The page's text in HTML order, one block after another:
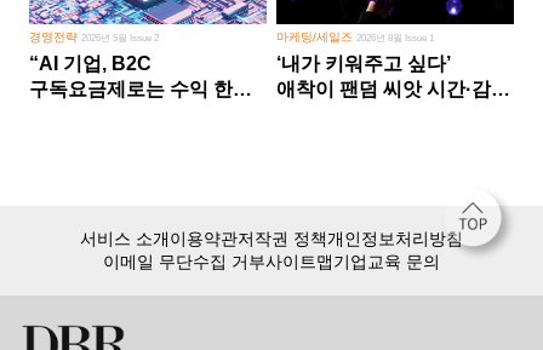
경영전략 2026년 5월 Issue 2
“AI 기업, B2C
구독요금제로는 수익 한계
마케팅/세일즈 2026년 8월 Issue 1
‘내가 키워주고 싶다’
애착이 팬덤 씨앗 시간·감정
서비스 소개이용약관저작권 정책개인정보처리방침
이메일 무단수집 거부사이트맵기업교육 문의